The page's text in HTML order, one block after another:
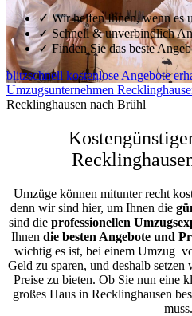
✓Wir helfen Ihnen, wenn es
✓Schnell & unverbindlich
✓Finden Sie das beste
blitzschnell kostenlose Angebote
Umzugsunternehmen
Recklinghausen nach Brühl
Umzüge können mitunter recht
denn wir sind hier, um Ihnen die
sind die professionellen
Ihnen die besten Angebote und
wichtig es ist, bei einem Umzug
Geld zu sparen, und deshalb setzen
Preise zu bieten. Ob Sie nun eine
großes Haus in Recklinghausen
muss.